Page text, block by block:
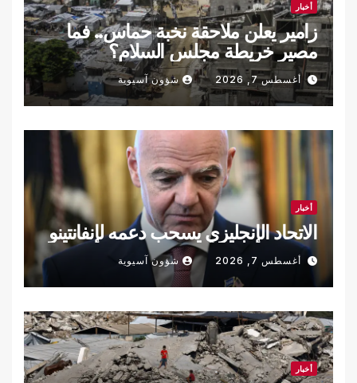
أخبار
زامير يعلن ملاحقة نخبة حماس.. فما
مصير خريطة مجلس السلام؟
أغسطس 7, 2026 شؤون آسيوية
أخبار
الاتحاد الإنجليزي يسحب دعمه لإنفانتينو
أغسطس 7, 2026 شؤون آسيوية
أخبار